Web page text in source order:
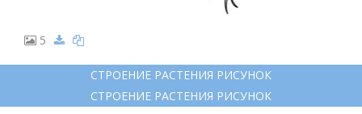
5
СТРОЕНИЕ РАСТЕНИЯ РИСУНОК
СТРОЕНИЕ РАСТЕНИЯ РИСУНОК